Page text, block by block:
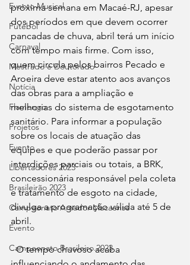
Evento Musical
Futebol
Carnaval
Mestrado e Doutorado
Notícia
Flamengo
Projetos
Evento
Libertadores 2023
Brasileirão 2023
Campeonato Amador Macaense
Evento
Campeonato Brasileiro.2023
próxima semana em Macaé-RJ, apesar
dos períodos em que devem ocorrer
pancadas de chuva, abril terá um início
com tempo mais firme. Com isso,
quem circula pelos bairros Pecado e
Aroeira deve estar atento aos avanços
das obras para a ampliação e
melhorias do sistema de esgotamento
sanitário. Para informar a população
sobre os locais de atuação das
equipes e que poderão passar por
interdições parciais ou totais, a BRK,
concessionária responsável pela coleta
e tratamento de esgoto na cidade,
divulga a programação válida até 5 de
abril.
- O tempo chuvoso acaba